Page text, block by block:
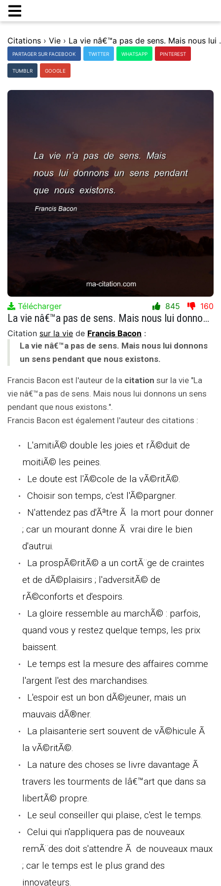
Citations › Vie › La vie nâ€™a
PARTAGER SUR FACEBOOK TWITTER WHATSAPP PINTEREST
TUMBLR GOOGLE
Télécharger 845 160
La vie nâ€™a pas de sens. Mais nous lui donnons un sens pendant que nous existons.
Citation sur la vie de Francis Bacon :
La vie nâ€™a pas de sens. Mais nous lui donnons
un sens pendant que nous existons.
Francis Bacon est l'auteur de la citation sur la vie "La
vie nâ€™a pas de sens. Mais nous lui donnons un sens
pendant que nous existons.".
Francis Bacon est également l'auteur des citations :
L'amitiÃ© double les joies et rÃ©duit de
moitiÃ© les peines.
Le doute est l'Ã©cole de la vÃ©ritÃ©.
Choisir son temps, c'est l'Ã©pargner.
N'attendez pas d'Ãªtre Ã la mort pour donner
; car un mourant donne Ã vrai dire le bien
d'autrui.
La prospÃ©ritÃ© a un cortÃ¨ge de craintes
et de dÃ©plaisirs ; l'adversitÃ© de
rÃ©conforts et d'espoirs.
La gloire ressemble au marchÃ© : parfois,
quand vous y restez quelque temps, les prix
baissent.
Le temps est la mesure des affaires comme
l'argent l'est des marchandises.
L'espoir est un bon dÃ©jeuner, mais un
mauvais dÃ®ner.
La plaisanterie sert souvent de vÃ©hicule Ã
la vÃ©ritÃ©.
La nature des choses se livre davantage Ã
travers les tourments de lâ€™art que dans sa
libertÃ© propre.
Le seul conseiller qui plaise, c'est le temps.
Celui qui n'appliquera pas de nouveaux
remÃ¨des doit s'attendre Ã de nouveaux maux
; car le temps est le plus grand des
innovateurs.